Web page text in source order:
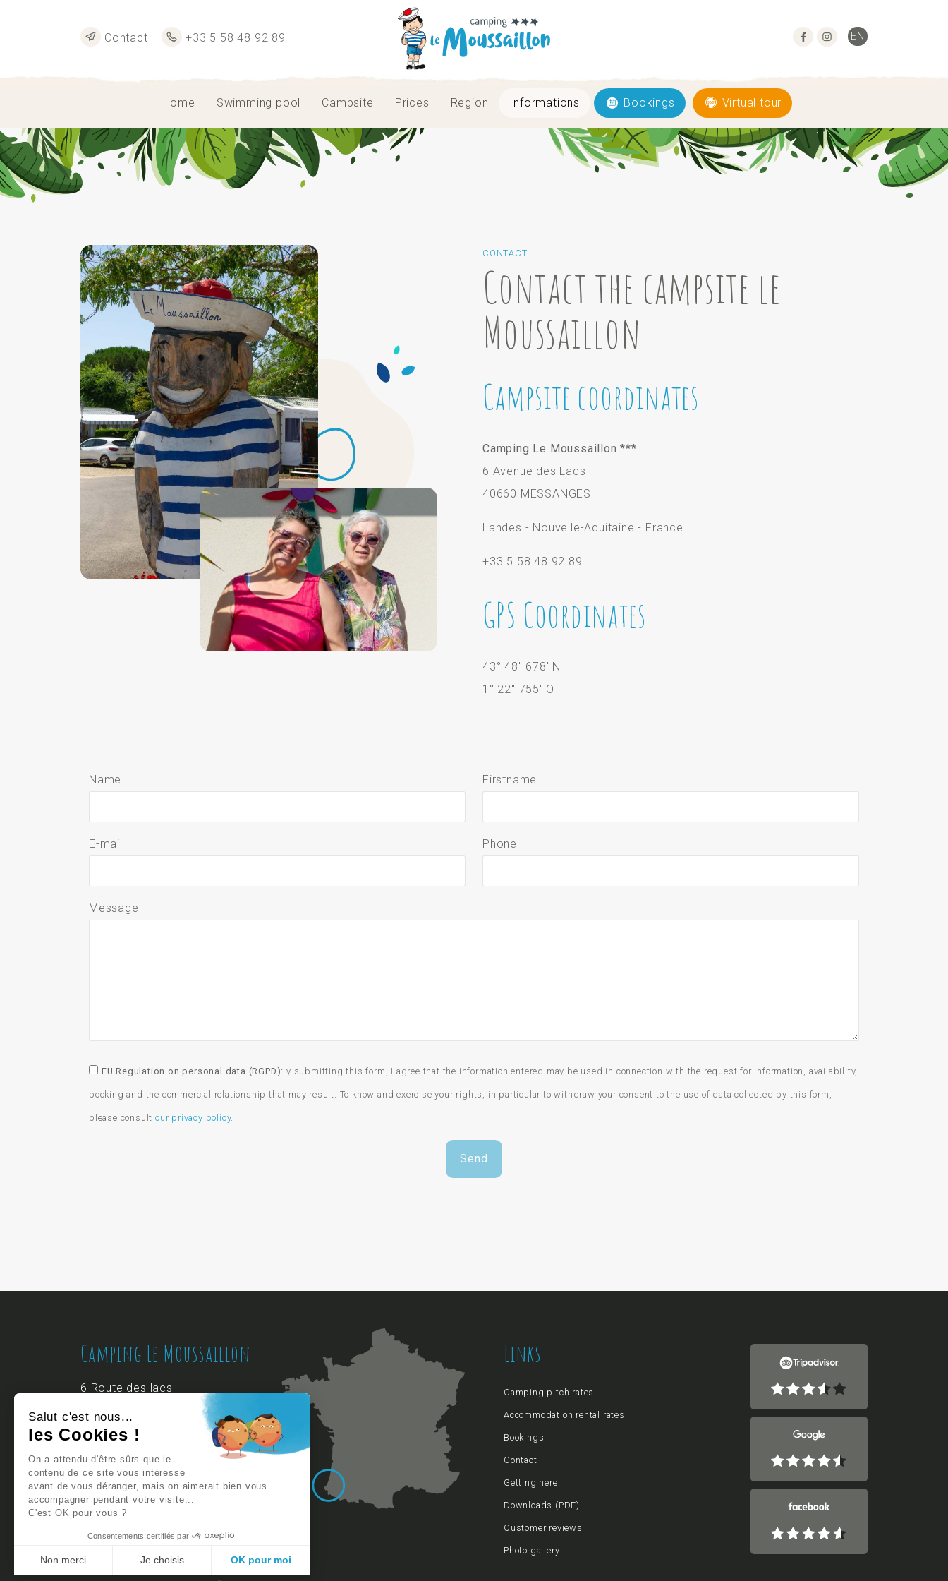
Contact +33 5 58 48 92 89
EN
ES
Home Swimming pool Campsite Prices Region Informations Bookings Virtual tour
CONTACT
Contact the campsite le
Moussaillon
Campsite coordinates
Camping Le Moussaillon ***
6 Avenue des Lacs
40660 MESSANGES
Landes - Nouvelle-Aquitaine - France
+33 5 58 48 92 89
GPS Coordinates
43° 48" 678' N
1° 22" 755' O
Name Firstname
E-mail Phone
Message
EU Regulation on personal data (RGPD): y submitting this form, I agree that the information entered may be used in connection with the request for information, availability,
booking and the commercial relationship that may result. To know and exercise your rights, in particular to withdraw your consent to the use of data collected by this form,
please consultour privacy policy.
Send
Camping Le Moussaillon
6 Route des lacs
Landes Nouvelle-Aquitaine/ France
+33 5 58 48 92 89
Links
Camping pitch rates
Accommodation rental rates
Bookings
Contact
Getting here
Downloads (PDF)
Customer reviews
Photo gallery
Salut c'est nous...
les Cookies !
On a attendu d'être sûrs que le
contenu de ce site vous intéresse
avant de vous déranger, mais on aimerait bien vous
accompagner pendant votre visite...
C'est OK pour vous ?
Consentements certifiés par
Non merci Je choisis OK pour moi